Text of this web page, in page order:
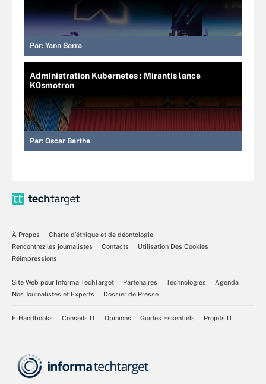
Par: Yann Serra
Administration Kubernetes : Mirantis lance
K0smotron
Par: Oscar Barthe
À Propos
Charte d’éthique et de déontologie
Rencontrez les journalistes
Contacts
Utilisation Des Cookies
Réimpressions
Site Web pour Informa TechTarget Partenaires Technologies
Agenda
Nos Journalistes et Experts
Dossier de Presse
E-Handbooks Conseils IT Opinions Guides Essentiels Projets IT